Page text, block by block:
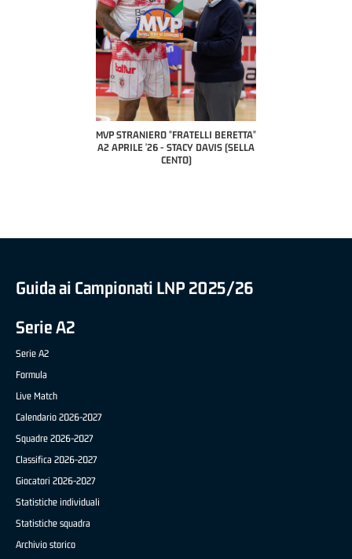
"FRATELLI BERETTA"
'26 - STACY DAVIS (SELLA
MVP "FRATELLI BERETTA" SAMUEL
DILAS B NAZIONALE APRILE '26 -
MARCO RESTELLI (TAV TREVIGLIO
Guida ai Campionati LNP 2025/26
Serie A2
Serie A2
Formula
Live Match
Calendario 2026-2027
Squadre 2026-2027
Classifica 2026-2027
Giocatori 2026-2027
Statistiche individuali
Statistiche squadra
Archivio storico